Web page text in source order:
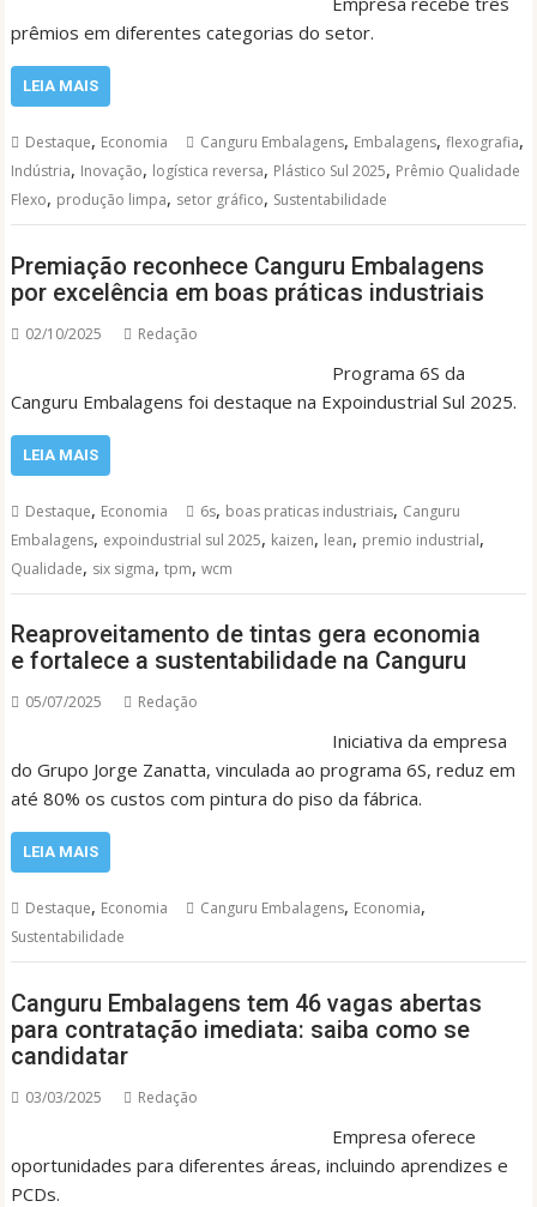
prêmios em diferentes categorias do setor.
LEIA MAIS
Destaque, Economia Canguru Embalagens, Embalagens,flexografia,
Indústria, Inovação, logística reversa, Plástico Sul 2025, Prêmio Qualidade
Flexo, produção limpa, setor gráfico, Sustentabilidade
Premiação reconhece Canguru Embalagens
por excelência em boas práticas industriais
02/10/2025 Redação
Programa 6S da
Canguru Embalagens foi destaque na Expoindustrial Sul 2025.
LEIA MAIS
Destaque, Economia 6s, boas praticas industriais, Canguru
Embalagens, expoindustrial sul 2025, kaizen, lean, premio industrial,
Qualidade, six sigma,tpm,wcm
Reaproveitamento de tintas gera economia
e fortalece a sustentabilidade na Canguru
05/07/2025 Redação
Iniciativa da empresa
do Grupo Jorge Zanatta, vinculada ao programa 6S, reduz em
até 80% os custos com pintura do piso da fábrica.
LEIA MAIS
Destaque, Economia Canguru Embalagens, Economia,
Sustentabilidade
Canguru Embalagens tem 46 vagas abertas
para contratação imediata: saiba como se
candidatar
03/03/2025 Redação
Empresa oferece
oportunidades para diferentes áreas, incluindo aprendizes e
PCDs.